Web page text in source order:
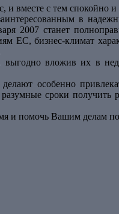
и вместе с тем спокойно
в
2007 станет
ЕС, бизнес-климат
вложив их в
особенно
сроки получить
и помочь Вашим делам